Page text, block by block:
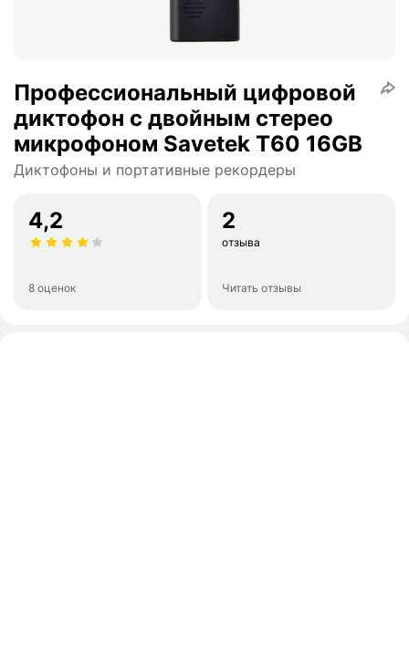
Профессиональный цифровой
диктофон с двойным стерео
микрофоном Savetek T60 16GB
Диктофоны и портативные рекордеры
4,2
8 оценок
2
отзыва
Читать отзывы